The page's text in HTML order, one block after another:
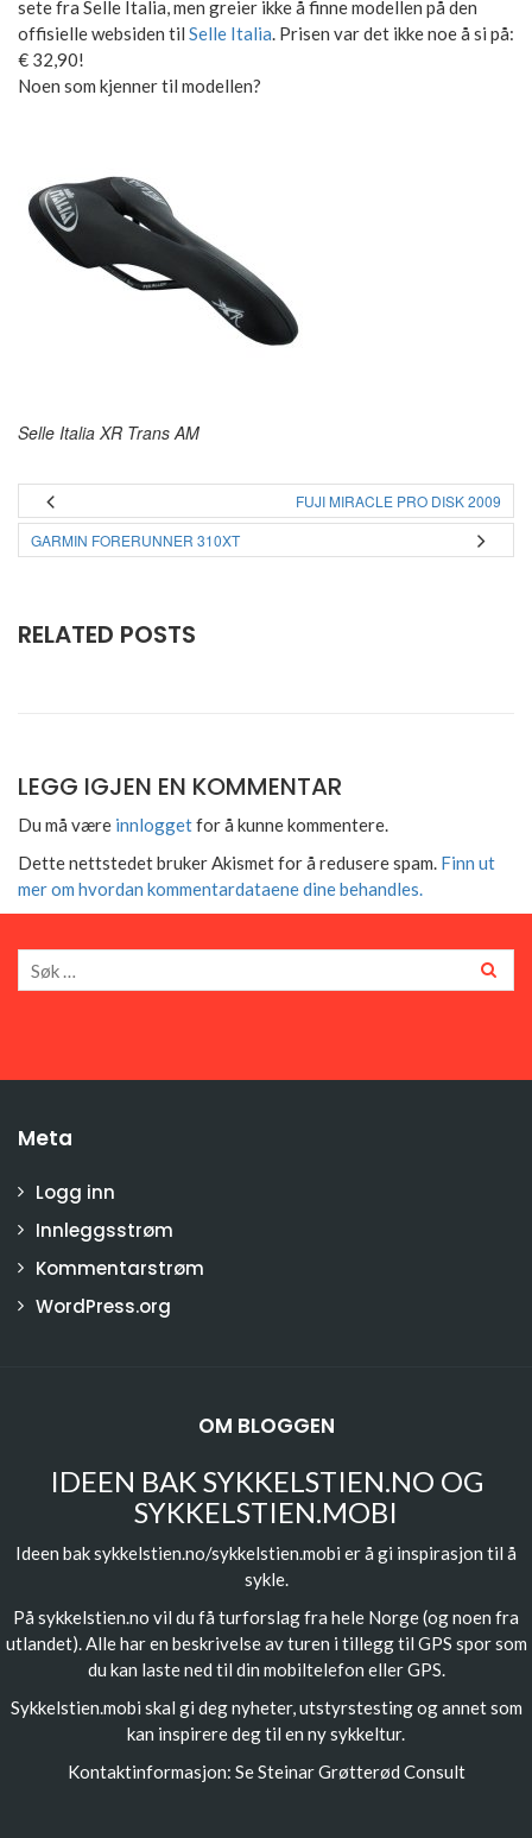
sete fra Selle Italia, men greier ikke å finne modellen på den
offisielle websiden til Selle Italia. Prisen var det ikke noe å si på:
€ 32,90!
Noen som kjenner til modellen?
Selle Italia XR Trans AM
FUJI MIRACLE PRO DISK 2009
GARMIN FORERUNNER 310XT
RELATED POSTS
LEGG IGJEN EN KOMMENTAR
Du må være innloggetfor å kunne kommentere.
Dette nettstedet bruker Akismet for å redusere spam. Finn ut
mer om hvordan kommentardataene dine behandles.
Meta
Logg inn
Innleggsstrøm
Kommentarstrøm
WordPress.org
OM BLOGGEN
IDEEN BAK SYKKELSTIEN.NO OG
SYKKELSTIEN.MOBI
Ideen bak sykkelstien.no/sykkelstien.mobi er å gi inspirasjon til å
sykle.
På sykkelstien.no vil du få turforslag fra hele Norge (og noen fra
utlandet). Alle har en beskrivelse av turen i tillegg til GPS spor som
du kan laste ned til din mobiltelefon eller GPS.
Sykkelstien.mobi skal gi deg nyheter, utstyrstesting og annet som
kan inspirere deg til en ny sykkeltur.
Kontaktinformasjon: SeSteinar Grøtterød Consult